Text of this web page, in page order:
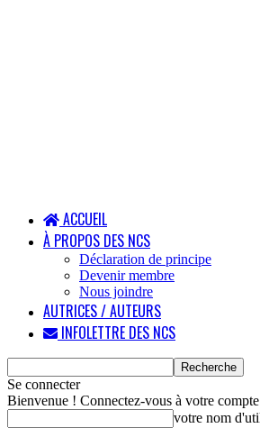
ACCUEIL
À PROPOS DES NCS
Déclaration de principe
Devenir membre
Nous joindre
AUTRICES / AUTEURS
INFOLETTRE DES NCS
Se connecter
Bienvenue ! Connectez-vous à votre
votre nom